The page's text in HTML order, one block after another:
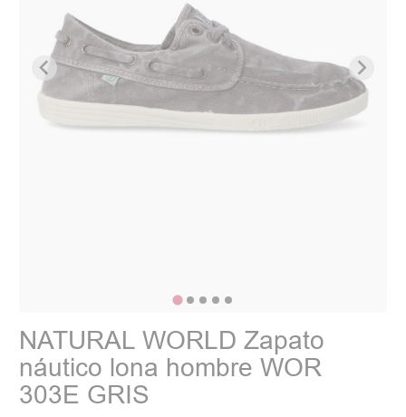
NATURAL WORLD Zapato
náutico lona hombre WOR
303E GRIS